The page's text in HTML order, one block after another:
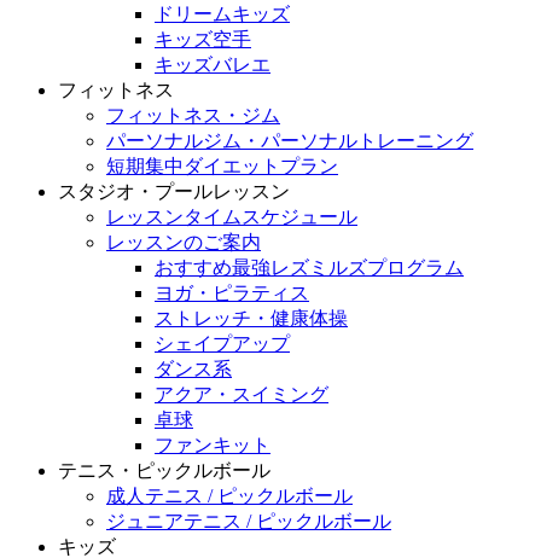
ドリームキッズ
キッズ空手
キッズバレエ
フィットネス
フィットネス・ジム
パーソナルジム・パーソナルトレーニング
短期集中ダイエットプラン
スタジオ・プールレッスン
レッスンタイムスケジュール
レッスンのご案内
おすすめ最強レズミルズプログラム
ヨガ・ピラティス
ストレッチ・健康体操
シェイプアップ
ダンス系
アクア・スイミング
卓球
ファンキット
テニス・ピックルボール
成人テニス / ピックルボール
ジュニアテニス / ピックルボール
キッズ